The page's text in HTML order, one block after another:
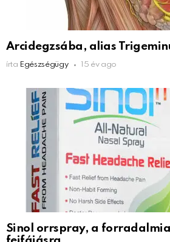
Arcidegzsába, alias
írta Egészségügy 15 év ago
Sinol orrspray, a